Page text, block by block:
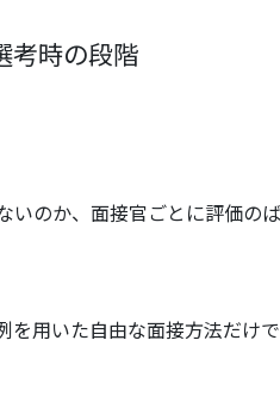
考時の段階
のか、面接官ごとに評価
いた自由な面接方法